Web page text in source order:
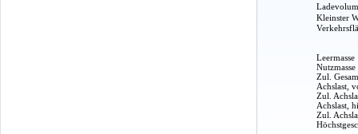
Kleinster
Leermasse
Nutzmasse
Zul.
Achslast,
Zul.
Achslast,
Zul.